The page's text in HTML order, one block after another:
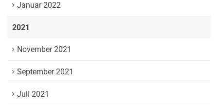
Januar 2022
2021
November 2021
September 2021
Juli 2021